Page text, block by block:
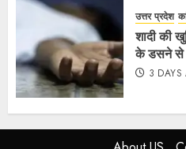
उत्तर प्रदेश
शादी की
के डसने से
3 DAYS